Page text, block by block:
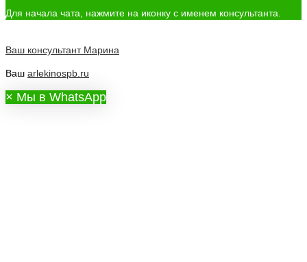
Для начала чата, нажмите на иконку с именем консультанта.
Ваш консультант Марина
Ваш arlekinospb.ru
× Мы в WhatsApp